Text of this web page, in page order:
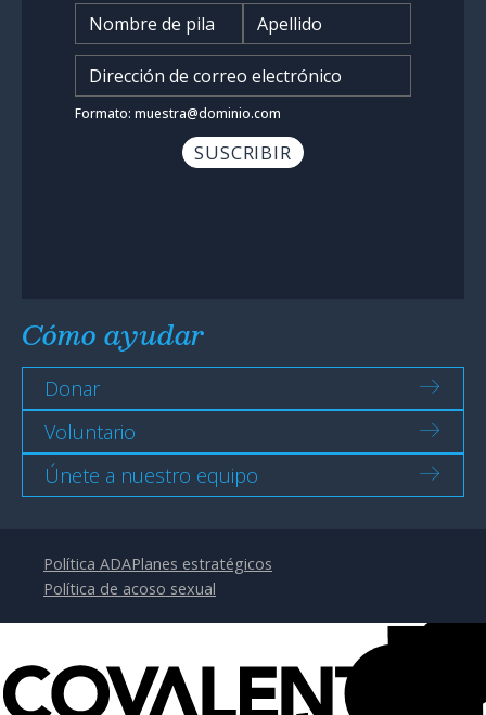
Nombre
Ingrese su dirección de
Formato: muestra@dominio.com
Cómo ayudar
Donar
Voluntario
Únete a nuestro equipo
Política ADAPlanes estratégicos
Política de acoso sexual